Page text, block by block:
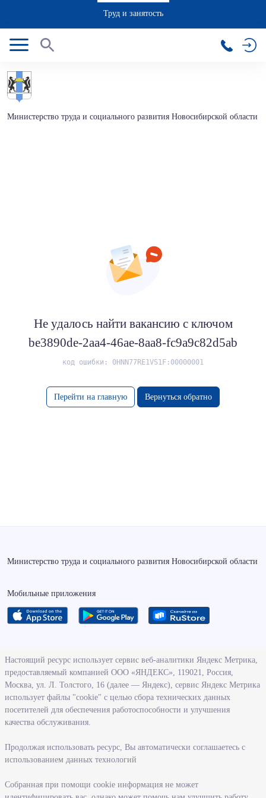
Труд и занятость
Министерство труда и социального развития Новосибирской области
Не удалось найти вакансию с ключом
be3890de-2aa4-46ae-8aa8-fc9a9c82d5ab
код ошибки: 0HNN77RE1VS1F:00000001
Перейти на главную Вернуться обратно
Министерство труда и социального развития Новосибирской области
Мобильные приложения
О ведомстве
Деятельность министерства труда и социального развития
Новосибирской области
Контрольно-надзорная деятельность министерства
Государственные программы, реализуемые министерством
Службы и учреждения, подведомственные министерству
Поступление на государственную гражданскую службу
Информация
Настоящий ресурс использует сервис веб-аналитики Яндекс Метрика,
предоставляемый компанией ООО «ЯНДЕКС», 119021, Россия,
Москва, ул. Л. Толстого, 16 (далее — Яндекс), сервис Яндекс Метрика
использует файлы "cookie" с целью сбора технических данных
посетителей для обеспечения работоспособности и улучшения
качества обслуживания.
Продолжая использовать ресурс, Вы автоматически соглашаетесь с
использованием данных технологий
Собранная при помощи cookie информация не может